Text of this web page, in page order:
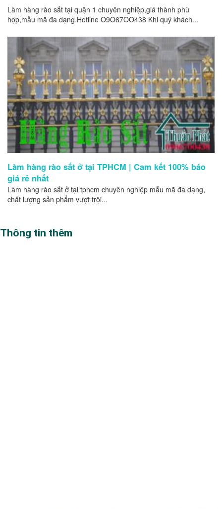
Làm hàng rào sắt tại quận 1 chuyên nghiệp,giá thành phù
hợp,mẫu mã đa dạng.Hotline O9O67OO438 Khi quý khách...
Làm hàng rào sắt ở tại TPHCM | Cam kết 100% báo
giá rẻ nhất
Làm hàng rào sắt ở tại tphcm chuyên nghiệp mẫu mã đa dạng,
chất lượng sản phẩm vượt trội...
Thông tin thêm